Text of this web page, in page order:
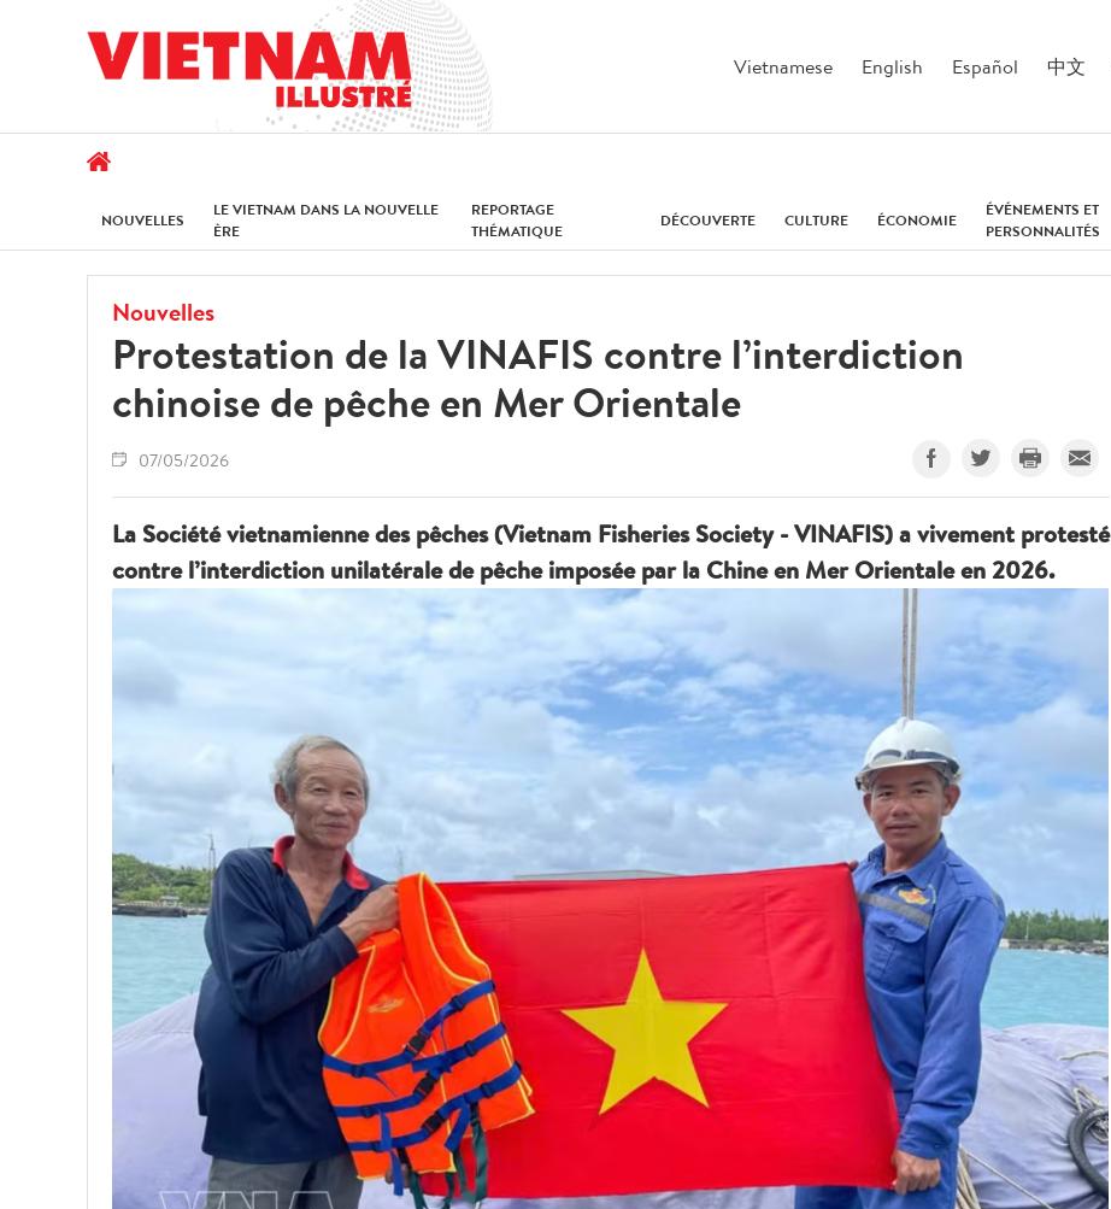
Vietnamese English Español 中文
NOUVELLES
LE VIETNAM DANS LA NOUVELLE
ÈRE
REPORTAGE
THÉMATIQUE
DÉCOUVERTE CULTURE ÉCONOMIE
ÉVÉNEMENTS ET
PERSONNALITÉS
Nouvelles
Protestation de la VINAFIS contre l’interdiction
chinoise de pêche en Mer Orientale
07/05/2026
La Société vietnamienne des pêches (Vietnam Fisheries Society - VINAFIS) a vivement protesté
contre l’interdiction unilatérale de pêche imposée par la Chine en Mer Orientale en 2026.